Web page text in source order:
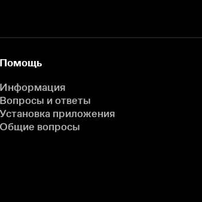
Помощь
Информация
Вопросы и ответы
Установка приложения
Общие вопросы